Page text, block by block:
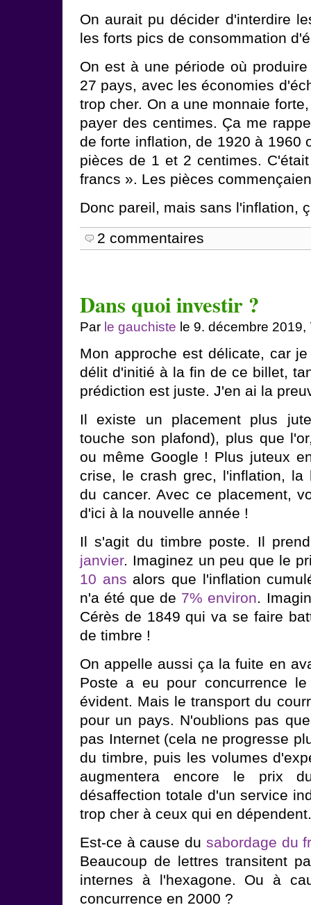
On aurait pu décider d'interdire
les forts pics de consommation
On est à une période où
27 pays, avec les économies
trop cher. On a une monnaie
payer des centimes. Ça me
de forte inflation, de 1920 à 1960
pièces de 1 et 2 centimes.
francs ». Les pièces
Donc pareil, mais sans l'inflation,
2 commentaires
Dans quoi investir ?
Par le gauchiste le 9. décembre 2019,
Mon approche est délicate, car
délit d'initié à la fin de ce billet,
prédiction est juste. J'en ai la
Il existe un placement plus
touche son plafond), plus que
ou même Google ! Plus juteux
crise, le crash grec, l'inflation, la
du cancer. Avec ce placement,
d'ici à la nouvelle année !
Il s'agit du timbre poste. Il
janvier. Imaginez un peu que le
10 ans alors que l'inflation
n'a été que de 7% environ.
Cérès de 1849 qui va se faire
de timbre !
On appelle aussi ça la fuite en
Poste a eu pour concurrence
évident. Mais le transport du
pour un pays. N'oublions pas
pas Internet (cela ne progresse
du timbre, puis les volumes
augmentera encore le prix
désaffection totale d'un service
trop cher à ceux qui en dépendent.
Est-ce à cause du sabordage du
Beaucoup de lettres transitent
internes à l'hexagone. Ou à
concurrence en 2000 ?